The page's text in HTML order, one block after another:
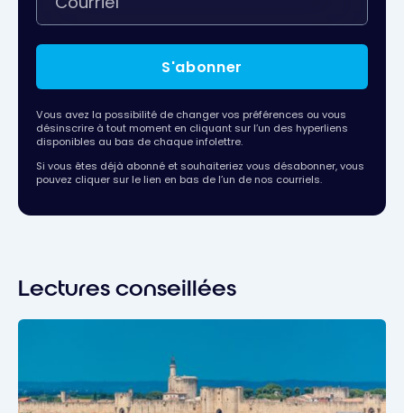
S'abonner
Vous avez la possibilité de changer vos préférences ou vous
désinscrire à tout moment en cliquant sur l’un des hyperliens
disponibles au bas de chaque infolettre.
Si vous êtes déjà abonné et souhaiteriez vous désabonner, vous
pouvez cliquer sur le lien en bas de l’un de nos courriels.
Lectures conseillées